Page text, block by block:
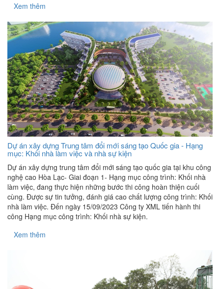
Xem thêm
Dự án xây dựng Trung tâm đổi mới sáng tạo Quốc gia - Hạng
mục: Khối nhà làm việc và nhà sự kiện
Dự án xây dựng trung tâm đổi mới sáng tạo quốc gia tại khu công
nghệ cao Hòa Lạc- Giai đoạn 1- Hạng mục công trình: Khối nhà
làm việc, đang thực hiện những bước thi công hoàn thiện cuối
cùng. Được sự tin tưởng, đánh giá cao chất lượng công trình: Khối
nhà làm việc. Đến ngày 15/09/2023 Công ty XML tiến hành thi
công Hạng mục công trình: Khối nhà sự kiện.
Xem thêm